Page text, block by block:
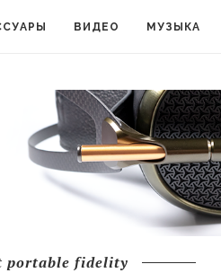
ВИДЕО МУЗЫКА
portable fidelity